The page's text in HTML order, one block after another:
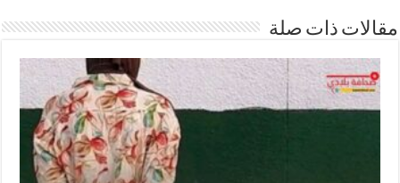
ذات صلة